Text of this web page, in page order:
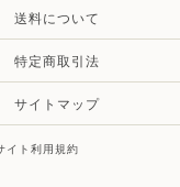
送料について
特定商取引法
サイトマップ
イト利用規約